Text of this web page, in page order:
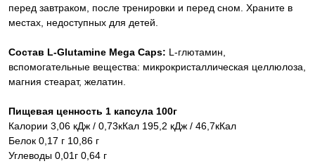
перед завтраком, после тренировки и перед сном. Храните в
местах, недоступных для детей.
Состав L-Glutamine Mega Caps: L-глютамин,
вспомогательные вещества: микрокристаллическая целлюлоза,
магния стеарат, желатин.
Пищевая ценность 1 капсула 100г
Калории 3,06 кДж / 0,73кКал 195,2 кДж / 46,7кКал
Белок 0,17 г 10,86 г
Углеводы 0,01г 0,64 г